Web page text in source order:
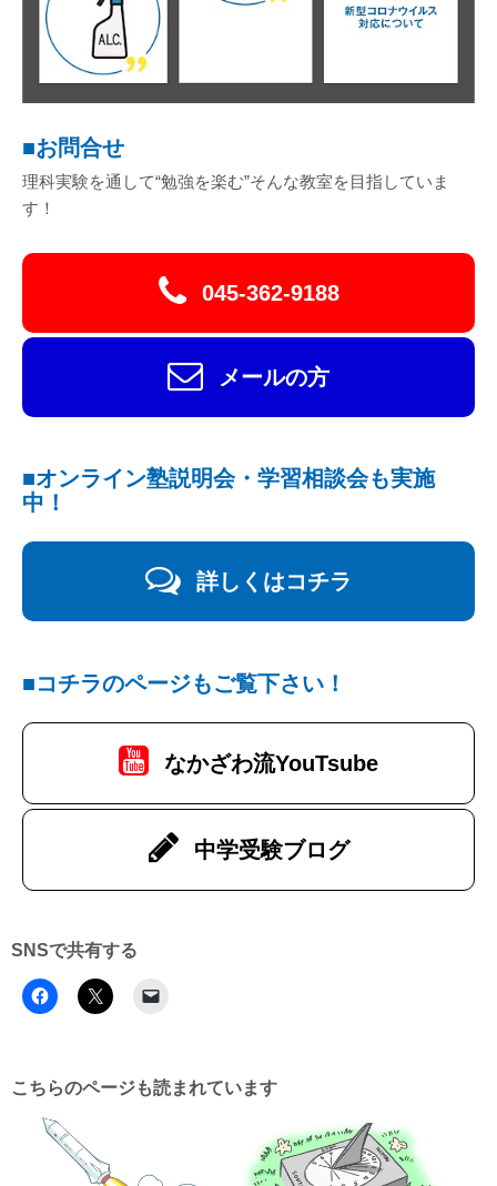
■お問合せ
理科実験を通して“勉強を楽む”そんな教室を目指していま
す！
045-362-9188
メールの方
■オンライン塾説明会・学習相談会も実施
中！
詳しくはコチラ
■コチラのページもご覧下さい！
なかざわ流YouTsube
中学受験ブログ
SNSで共有する
こちらのページも読まれています